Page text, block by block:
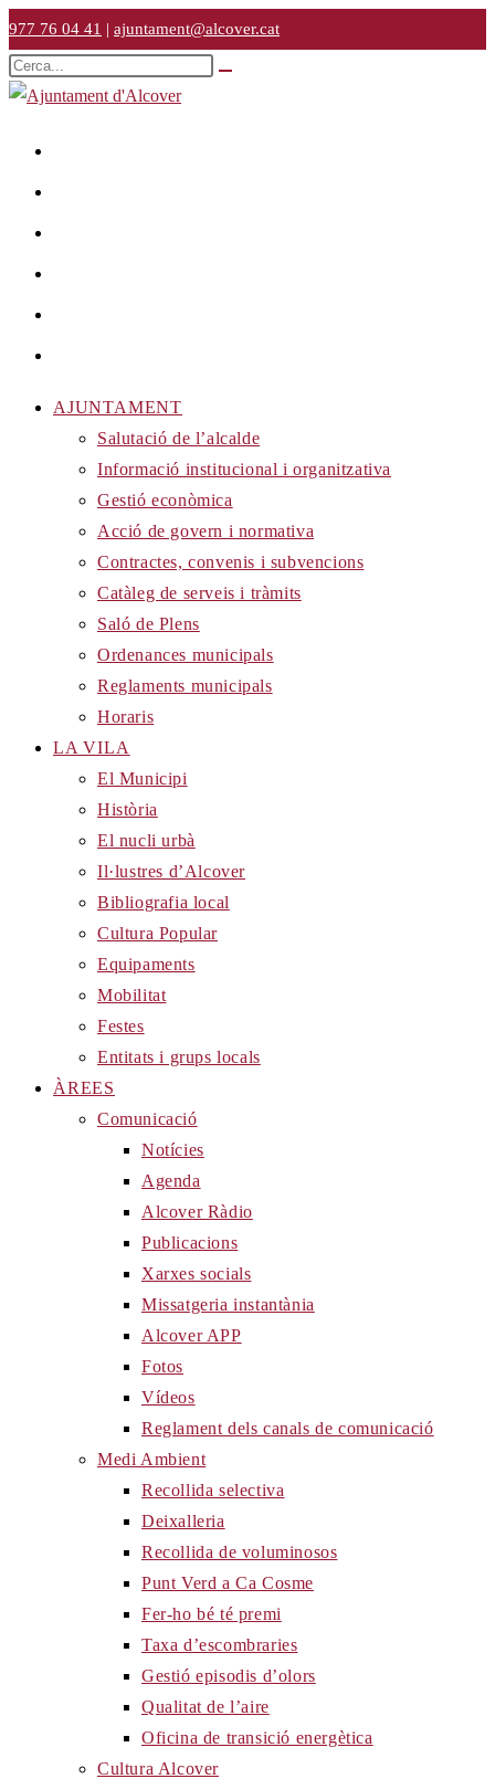
Vés
al
contingut
977 76 04 41 | ajuntament@alcover.cat
Cerca
en
web
AJUNTAMENT
Salutació de l’alcalde
Informació institucional i organitzativa
Gestió econòmica
Acció de govern i normativa
Contractes, convenis i subvencions
Catàleg de serveis i tràmits
Saló de Plens
Ordenances municipals
Reglaments municipals
Horaris
LA VILA
El Municipi
Història
El nucli urbà
Il·lustres d’Alcover
Bibliografia local
Cultura Popular
Equipaments
Mobilitat
Festes
Entitats i grups locals
ÀREES
Comunicació
Notícies
Agenda
Alcover Ràdio
Publicacions
Xarxes socials
Missatgeria instantània
Alcover APP
Fotos
Vídeos
Reglament dels canals de comunicació
Medi Ambient
Recollida selectiva
Deixalleria
Recollida de voluminosos
Punt Verd a Ca Cosme
Fer-ho bé té premi
Taxa d’escombraries
Gestió episodis d’olors
Qualitat de l’aire
Oficina de transició energètica
Cultura Alcover